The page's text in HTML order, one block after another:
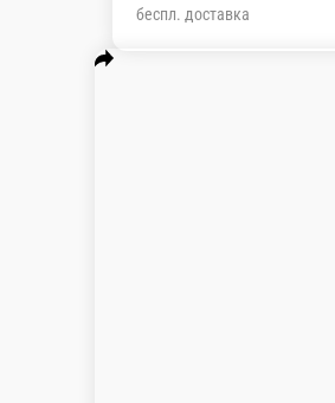
беспл. доставка